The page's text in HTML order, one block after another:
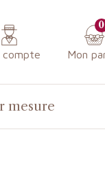
compte
0
Mon
mesure